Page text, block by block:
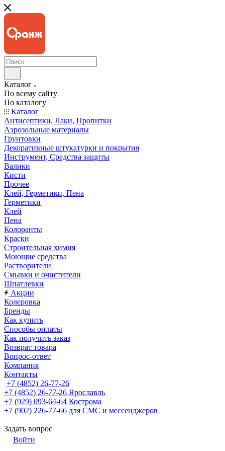
Каталог
По всему сайту
По каталогу
Каталог
Антисептики, Лаки, Пропитки
Аэрозольные материалы
Грунтовки
Декоративные штукатурки и покрытия
Инструмент, Средства защиты
Валики
Кисти
Прочее
Клей, Герметики, Пена
Герметики
Клей
Пена
Колоранты
Краски
Строительная химия
Моющие средства
Растворители
Смывки и очистители
Шпатлевки
Акции
Колеровка
Бренды
Как купить
Способы оплаты
Как получить заказ
Возврат товара
Вопрос-ответ
Компания
Контакты
+7 (4852) 26-77-26
+7 (4852) 26-77-26 Ярославль
+7 (929) 093-64-64 Кострома
+7 (902) 226-77-66 для СМС и мессенджеров
Задать вопрос
Войти